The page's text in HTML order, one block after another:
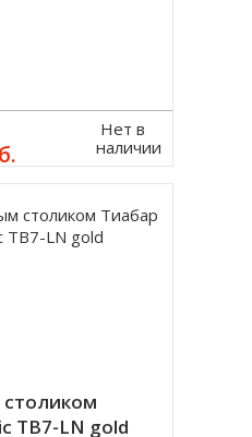
Нет в
наличии
столиком
TB7-LN gold